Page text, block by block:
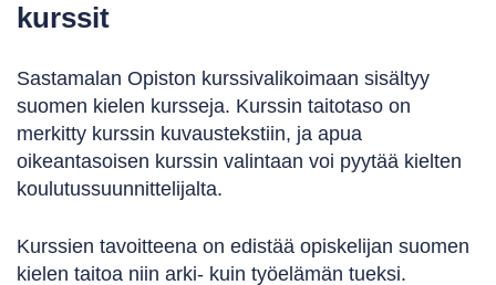
kurssit
Sastamalan Opiston kurssivalikoimaan sisältyy
suomen kielen kursseja. Kurssin taitotaso on
merkitty kurssin kuvaustekstiin, ja apua
oikeantasoisen kurssin valintaan voi pyytää kielten
koulutussuunnittelijalta.
Kurssien tavoitteena on edistää opiskelijan suomen
kielen taitoa niin arki- kuin työelämän tueksi.